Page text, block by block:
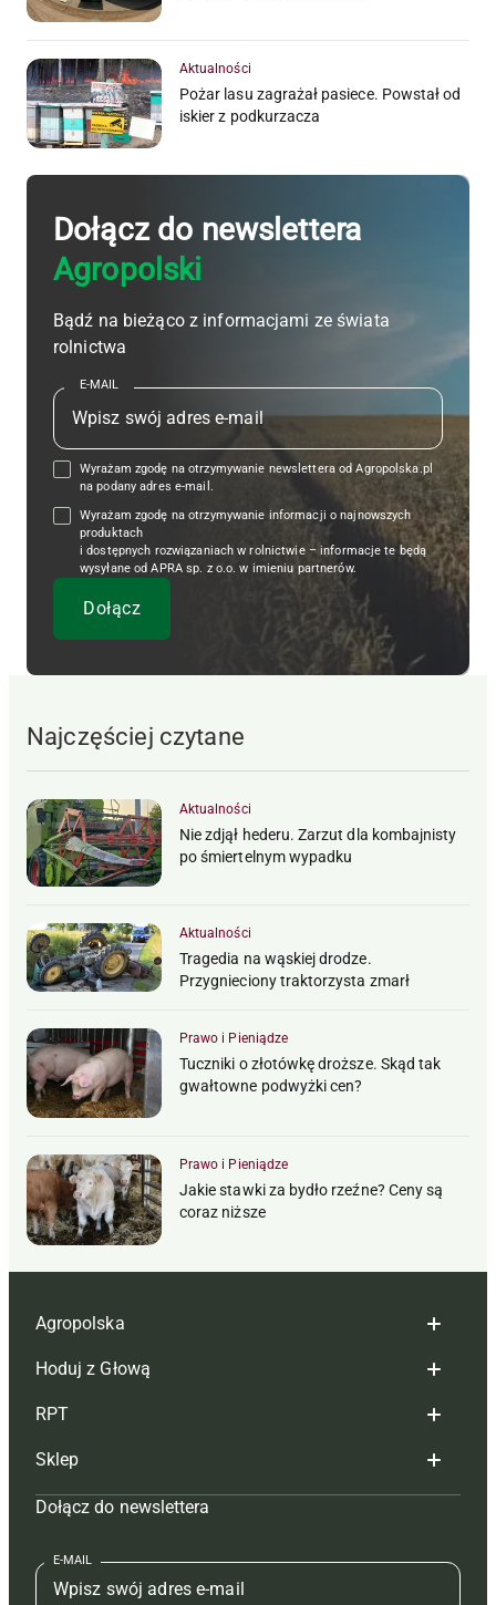
Aktualności
Pożar lasu zagrażał pasiece. Powstał od
iskier z podkurzacza
Dołącz do newslettera
Agropolski
Bądź na bieżąco z informacjami ze świata
rolnictwa
E-MAIL
Wyrażam zgodę na otrzymywanie newslettera od Agropolska.pl
na podany adres e-mail.
Wyrażam zgodę na otrzymywanie informacji o najnowszych
produktach
i dostępnych rozwiązaniach w rolnictwie – informacje te będą
wysyłane od APRA sp. z o.o. w imieniu partnerów.
Najczęściej czytane
Aktualności
Nie zdjął hederu. Zarzut dla kombajnisty
po śmiertelnym wypadku
Aktualności
Tragedia na wąskiej drodze.
Przygnieciony traktorzysta zmarł
Prawo i Pieniądze
Tuczniki o złotówkę droższe. Skąd tak
gwałtowne podwyżki cen?
Prawo i Pieniądze
Jakie stawki za bydło rzeźne? Ceny są
coraz niższe
Agropolska
Redakcja
Reklama
Tagi
Mapa serwisu
Kontakt
Regulamin
Hoduj z Głową
Hoduj z głową bydło
Hoduj z głową świnie
Prenumerata
Redakcja
Kontakt
RPT
Redakcja
Prenumerata
Reklama
Kontakt
Sklep
Czasopisma i prenumerata
Książki
Regulamin
Dołącz do newslettera
E-MAIL